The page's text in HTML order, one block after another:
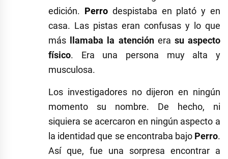
edición. Perrodespistaba en plató y en
casa. Las pistas eran confusas y lo que
más llamaba la atenciónera su aspecto
físico. Era una persona muy alta y
musculosa.
Los investigadores no dijeron en ningún
momento su nombre. De hecho, ni
siquiera se acercaron en ningún aspecto a
la identidad que se encontraba bajo Perro.
Así que, fue una sorpresa encontrar a